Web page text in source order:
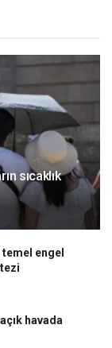
sıcaklık
engel
havada